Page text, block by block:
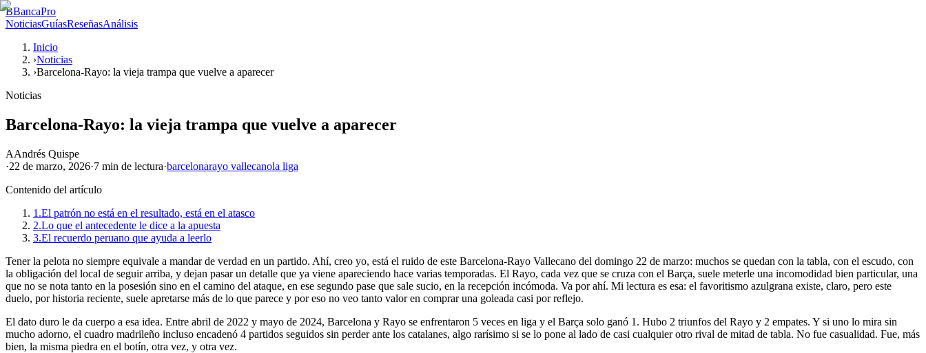
BBancaPro
NoticiasGuíasReseñasAnálisis
Inicio
›Noticias
›Barcelona-Rayo: la vieja trampa que vuelve a aparecer
Noticias
Barcelona-Rayo: la vieja trampa que vuelve a aparecer
AAndrés Quispe
·22 de marzo, 2026·7 min de lectura·barcelonarayo vallecanola liga
Contenido del artículo
1.El patrón no está en el resultado, está en el atasco
2.Lo que el antecedente le dice a la apuesta
3.El recuerdo peruano que ayuda a leerlo
Tener la pelota no siempre equivale a mandar de verdad en un partido. Ahí, creo yo, está el ruido de este Barcelona-Rayo Vallecano del domingo 22 de marzo: muchos se quedan con la tabla, con el escudo, con
la obligación del local de seguir arriba, y dejan pasar un detalle que ya viene apareciendo hace varias temporadas. El Rayo, cada vez que se cruza con el Barça, suele meterle una incomodidad bien particular, una
que no se nota tanto en la posesión sino en el camino del ataque, en ese segundo pase que sale sucio, en la recepción incómoda. Va por ahí. Mi lectura es esa: el favoritismo azulgrana existe, claro, pero este
duelo, por historia reciente, suele apretarse más de lo que parece y por eso no veo tanto valor en comprar una goleada casi por reflejo.
El dato duro le da cuerpo a esa idea. Entre abril de 2022 y mayo de 2024, Barcelona y Rayo se enfrentaron 5 veces en liga y el Barça solo ganó 1. Hubo 2 triunfos del Rayo y 2 empates. Y si uno lo mira sin
mucho adorno, el cuadro madrileño incluso encadenó 4 partidos seguidos sin perder ante los catalanes, algo rarísimo si se lo pone al lado de casi cualquier otro rival de mitad de tabla. No fue casualidad. Fue, más
bien, la misma piedra en el botín, otra vez, y otra vez.